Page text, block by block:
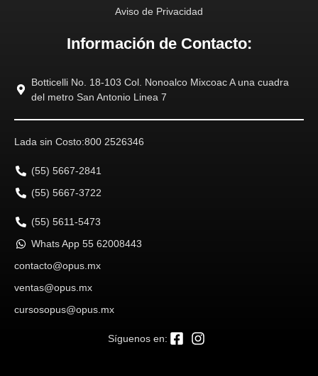
Aviso de Privacidad
Información de Contacto:
Botticelli No. 18-103 Col. Nonoalco Mixcoac A una cuadra
del metro San Antonio Linea 7
Lada sin Costo:800 2526346
(55) 5667-2841
(55) 5667-3722
(55) 5611-5473
Whats App 55 62008443
contacto@opus.mx
ventas@opus.mx
cursosopus@opus.mx
Síguenos en: